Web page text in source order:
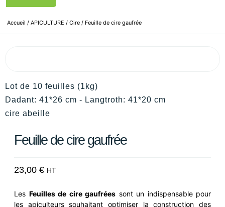
Accueil / APICULTURE / Cire / Feuille de cire gaufrée
Lot de 10 feuilles (1kg)
Dadant: 41*26 cm - Langtroth: 41*20 cm
cire abeille
Feuille de cire gaufrée
23,00 € HT
Les Feuilles de cire gaufrées sont un indispensable pour
les apiculteurs souhaitant optimiser la construction des